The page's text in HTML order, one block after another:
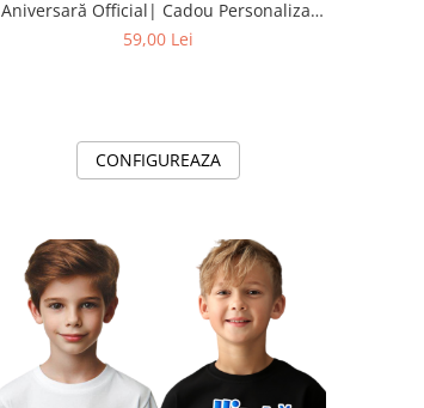
Aniversară Official| Cadou Personalizat
e-CADOU
59,00 Lei
CONFIGUREAZA